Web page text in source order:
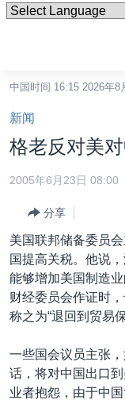
碍
链
接
跳
转
容
跳
转
到
导
转
中国
港澳
国际
最新国际新闻
印太
欧洲
非洲
分类新闻
经济·金融·贸易
科教·文娱·体健
军事
美中关系
白宫要闻
国会报道
VOA视频
VOA今日焦点
中国时间 16:15 2026年8
新闻
格老反对美
2005年6月23日 08:00
分享
美国联邦储备委员
国提高关税。他说
能够增加美国制造
财经委员会作证时
称之为“退回到贸易
一些国会议员主张
话，将对中国出口
业者抱怨，由于中